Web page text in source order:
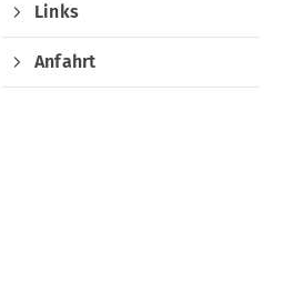
Links
Anfahrt
Quicklinks
Sportangebote finden